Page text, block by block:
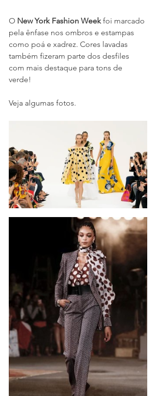
O New York Fashion Week foi marcado
pela ênfase nos ombros e estampas
como poá e xadrez. Cores lavadas
também fizeram parte dos desfiles
com mais destaque para tons de
verde!
Veja algumas fotos.